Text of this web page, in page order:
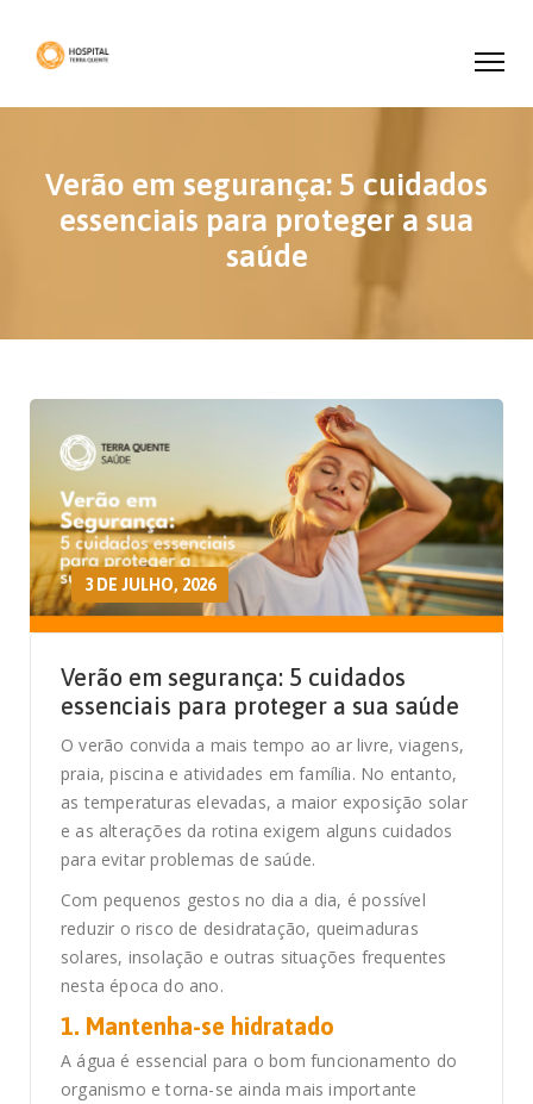
Verão em segurança: 5 cuidados
essenciais para proteger a sua
saúde
3 DE JULHO, 2026
Verão em segurança: 5 cuidados
essenciais para proteger a sua saúde
O verão convida a mais tempo ao ar livre, viagens,
praia, piscina e atividades em família. No entanto,
as temperaturas elevadas, a maior exposição solar
e as alterações da rotina exigem alguns cuidados
para evitar problemas de saúde.
Com pequenos gestos no dia a dia, é possível
reduzir o risco de desidratação, queimaduras
solares, insolação e outras situações frequentes
nesta época do ano.
1. Mantenha-se hidratado
A água é essencial para o bom funcionamento do
organismo e torna-se ainda mais importante